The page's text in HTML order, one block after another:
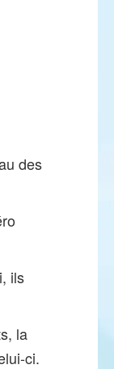
des
ils
la
ci.